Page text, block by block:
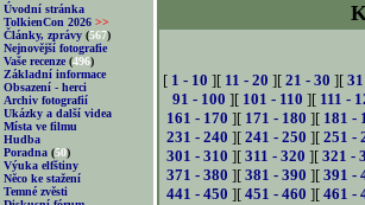
Úvodní stránka
TolkienCon 2026 >>
Články, zprávy (567)
Nejnovější fotografie
Vaše recenze (496)
Základní informace
Obsazení - herci
Archiv fotografií
Ukázky a další videa
Místa ve filmu
Hudba
Poradna (50)
Výuka elfštiny
Něco ke stažení
Temné zvěsti
[ 1 - 10 ][ 11 - 20 ][ 21 - 30 ][
91 - 100 ][ 101 - 110 ][ 111 -
161 - 170 ][ 171 - 180 ][ 181 -
231 - 240 ][ 241 - 250 ][ 251 -
301 - 310 ][ 311 - 320 ][ 321 -
371 - 380 ][ 381 - 390 ][ 391 -
441 - 450 ][ 451 - 460 ][ 461 -